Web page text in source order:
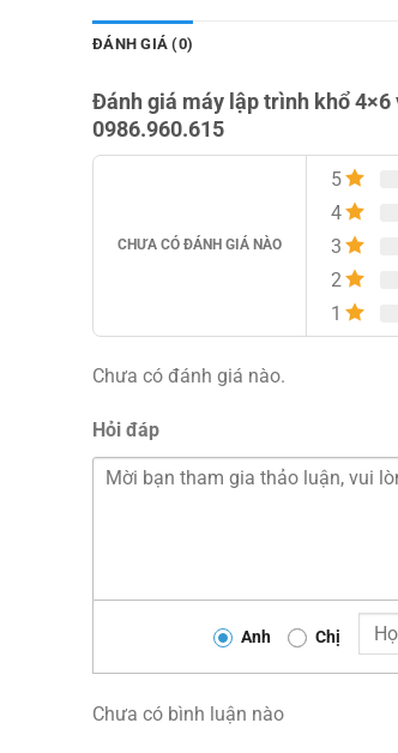
ĐÁNH GIÁ (0)
Đánh giá máy lập trình khổ 4×6
0986.960.615
CHƯA CÓ ĐÁNH GIÁ NÀO
5
4
3
2
1
Chưa có đánh giá nào.
Hỏi đáp
Anh Chị
Chưa có bình luận nào